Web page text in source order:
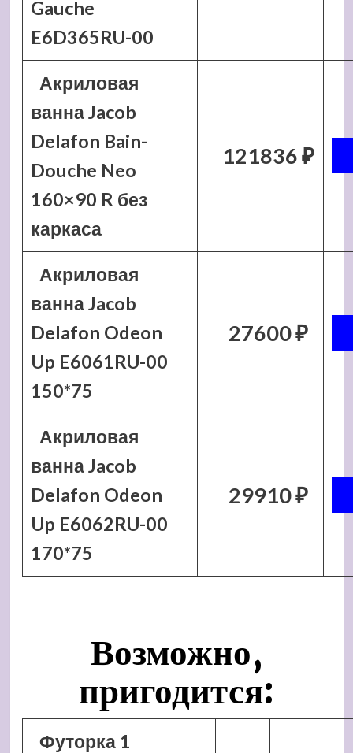
Gauche
E6D365RU-00
Акриловая
ванна Jacob
Delafon Bain-
Douche Neo
160×90 R без
каркаса
121836 ₽
Акриловая
ванна Jacob
Delafon Odeon
Up E6061RU-00
150*75
27600 ₽
Акриловая
ванна Jacob
Delafon Odeon
Up E6062RU-00
170*75
29910 ₽
Возможно,
пригодится:
Футорка 1